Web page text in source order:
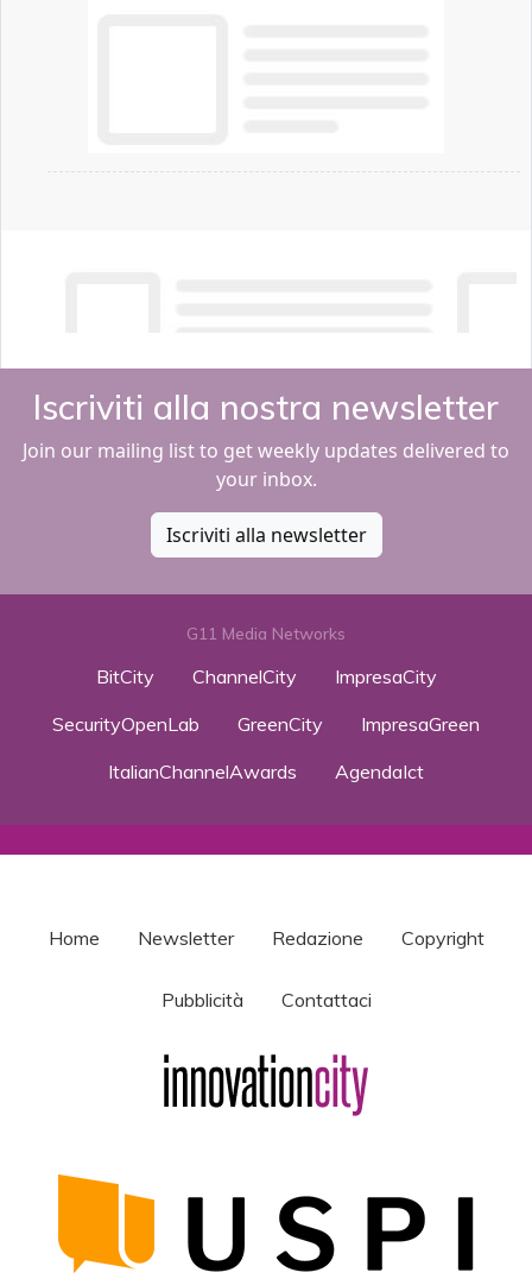
Iscriviti alla nostra newsletter
Join our mailing list to get weekly updates delivered to
your inbox.
Iscriviti alla newsletter
G11 Media Networks
BitCity ChannelCity
ImpresaCity
SecurityOpenLab
GreenCity
ImpresaGreen
ItalianChannelAwards
AgendaIct
Home Newsletter Redazione Copyright
Pubblicità Contattaci